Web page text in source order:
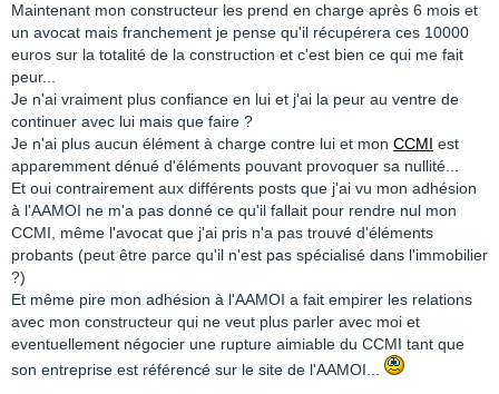
Maintenant mon constructeur les prend en charge après 6 mois et
un avocat mais franchement je pense qu'il récupérera ces 10000
euros sur la totalité de la construction et c'est bien ce qui me fait
peur...
Je n'ai vraiment plus confiance en lui et j'ai la peur au ventre de
continuer avec lui mais que faire ?
Je n'ai plus aucun élément à charge contre lui et mon CCMI est
apparemment dénué d'éléments pouvant provoquer sa nullité...
Et oui contrairement aux différents posts que j'ai vu mon adhésion
à l'AAMOI ne m'a pas donné ce qu'il fallait pour rendre nul mon
CCMI, même l'avocat que j'ai pris n'a pas trouvé d'éléments
probants (peut être parce qu'il n'est pas spécialisé dans l'immobilier
?)
Et même pire mon adhésion à l'AAMOI a fait empirer les relations
avec mon constructeur qui ne veut plus parler avec moi et
eventuellement négocier une rupture aimiable du CCMI tant que
son entreprise est référencé sur le site de l'AAMOI...